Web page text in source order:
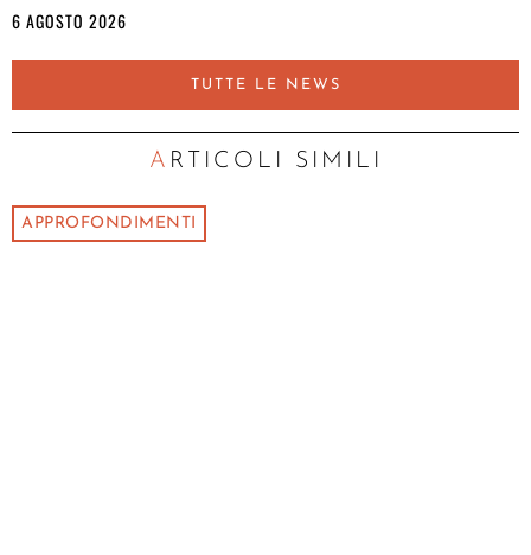
6 AGOSTO 2026
TUTTE LE NEWS
ARTICOLI SIMILI
APPROFONDIMENTI